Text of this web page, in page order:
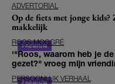
ADVERTORIAL
Op de fiets met jonge
makkelijk
ROOS MOGGRÉ
'"Roos, waarom heb je
gezet?" vroeg mijn
PERSOONLIJK VERHAAL